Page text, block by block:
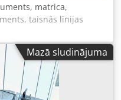
matrica,
taisnās līnijas
preses, 8 daļas
rasējumu
-Kopējais garums: 2085
180/105/70/55 mm -
Mazā sludinājuma